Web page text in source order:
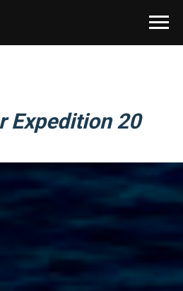
Expedition 20